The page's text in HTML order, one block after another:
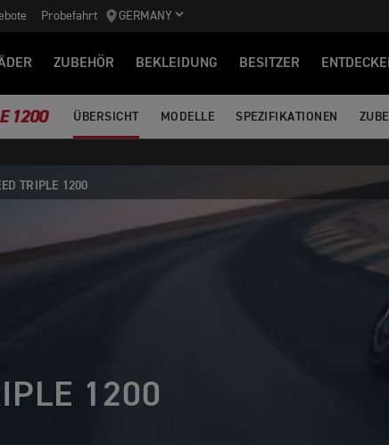
Probefahrt GERMANY
ZUBEHÖR BEKLEIDUNG BESITZER
1200 ÜBERSICHT MODELLE SPEZIFIKATIONEN
TRIPLE 1200
1200